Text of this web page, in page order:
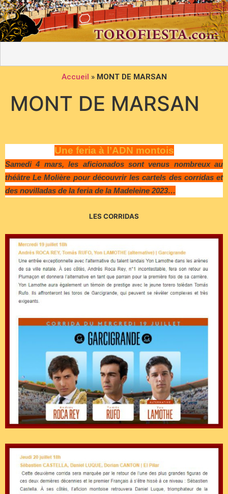
Accueil » MONT DE MARSAN
MONT DE MARSAN
Une feria à l’ADN montois
Samedi 4 mars, les aficionados sont venus nombreux au
théâtre Le Molière pour découvrir les cartels des corridas et
des novilladas de la feria de la Madeleine 2023…
LES CORRIDAS